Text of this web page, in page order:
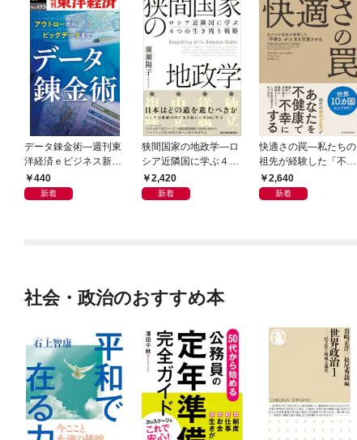
データ錬金術―週刊東
洋経済ｅビジネス新書
Ｎo.493
440
新着
狭間国家の地政学―ロ
シア近隣国に学ぶ４つ
の生き残り戦略
2,420
新着
快適さの罠―私たちの
祖先が経験した「不快
さ」が人生を充実させ
る
2,640
新着
社会・政治のおすすめ本